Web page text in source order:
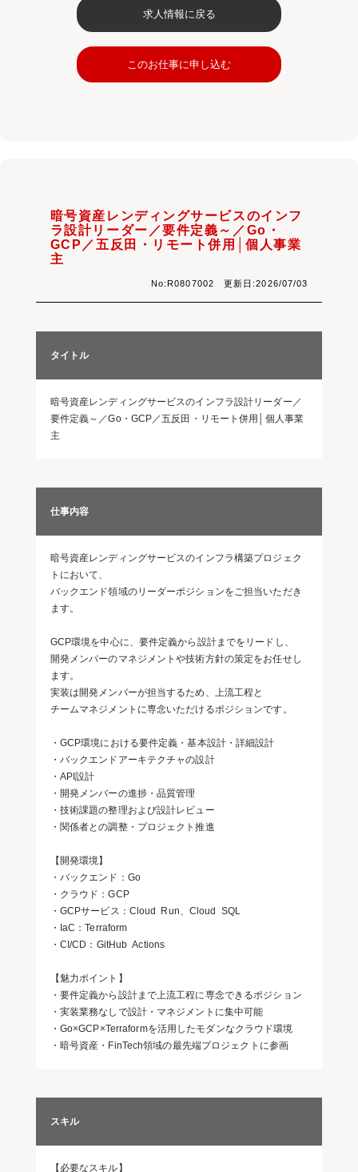
求人情報に戻る
このお仕事に申し込む
暗号資産レンディングサービスのインフ
ラ設計リーダー／要件定義～／Go・
GCP／五反田・リモート併用│個人事業
主
No:R0807002 更新日:2026/07/03
タイトル
暗号資産レンディングサービスのインフラ設計リーダー／
要件定義～／Go・GCP／五反田・リモート併用│個人事業
主
仕事内容
暗号資産レンディングサービスのインフラ構築プロジェク
トにおいて、
バックエンド領域のリーダーポジションをご担当いただき
ます。
GCP環境を中心に、要件定義から設計までをリードし、
開発メンバーのマネジメントや技術方針の策定をお任せし
ます。
実装は開発メンバーが担当するため、上流工程と
チームマネジメントに専念いただけるポジションです。
・GCP環境における要件定義・基本設計・詳細設計
・バックエンドアーキテクチャの設計
・API設計
・開発メンバーの進捗・品質管理
・技術課題の整理および設計レビュー
・関係者との調整・プロジェクト推進
【開発環境】
・バックエンド：Go
・クラウド：GCP
・GCPサービス：Cloud Run、Cloud SQL
・IaC：Terraform
・CI/CD：GitHub Actions
【魅力ポイント】
・要件定義から設計まで上流工程に専念できるポジション
・実装業務なしで設計・マネジメントに集中可能
・Go×GCP×Terraformを活用したモダンなクラウド環境
・暗号資産・FinTech領域の最先端プロジェクトに参画
スキル
【必要なスキル】